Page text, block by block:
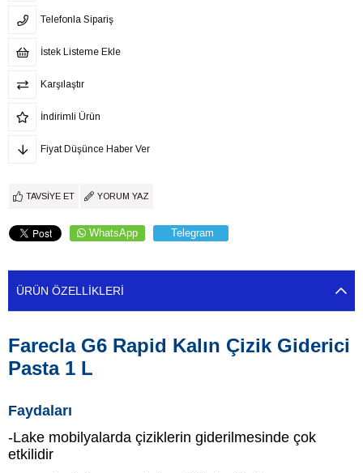
Telefonla Sipariş
İstek Listeme Ekle
Karşılaştır
İndirimli Ürün
Fiyat Düşünce Haber Ver
TAVSIYE ET YORUM YAZ
WhatsApp Telegram
ÜRÜN ÖZELLIKLERI
Farecla G6 Rapid Kalın Çizik Giderici
Pasta 1 L
Faydaları
-Lake mobilyalarda çiziklerin giderilmesinde çok
etkilidir